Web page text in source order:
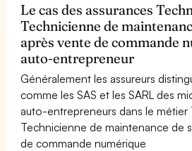
Le cas des assurances
Technicienne de
après vente de commande
auto-entrepreneur
Généralement les assureurs
comme les SAS et les SARL des
auto-entrepreneurs dans le métier
Technicienne de maintenance de
de commande numérique